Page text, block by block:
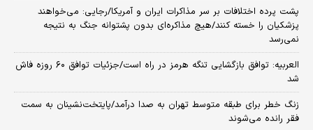
پشت پرده اختلافات بر سر مذاکرات ایران و آمریکا/رجایی: می‌خواهند
پزشکیان را خسته کنند/هیچ مذاکره‌ای بدون پشتوانه جنگ به نتیجه
نمی‌رسد
العربیه: توافق بازگشایی تنگه هرمز در راه است/جزئیات توافق ۶۰ روزه فاش
شد
زنگ خطر برای طبقه متوسط تهران به صدا درآمد/پایتخت‌نشینان به سمت
فقر رانده می‌شوند